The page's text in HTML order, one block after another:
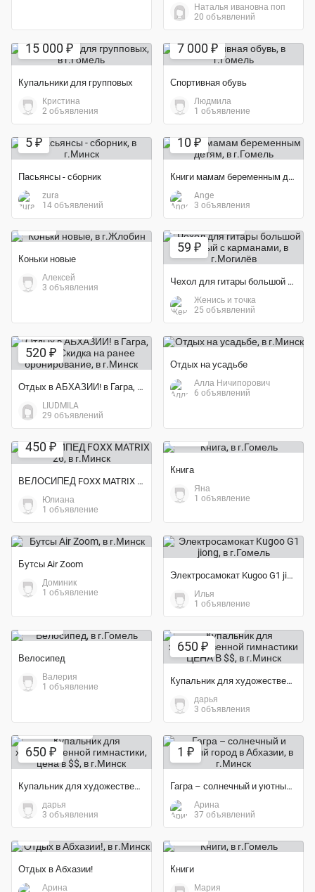
Наталья ивановна поп
20 объявлений
15 000 ₽
Купальники для групповых
Кристина
2 объявления
7 000 ₽
Спортивная обувь
Людмила
1 объявление
5 ₽
Пасьянсы - сборник
zura
14 объявлений
10 ₽
Книги мамам беременным детям
Ange
3 объявления
Коньки новые
Алексей
3 объявления
59 ₽
Чехол для гитары большой плотный с карманами
Женись и точка
25 объявлений
520 ₽
Отдых в АБХАЗИИ! в Гагра, Сухум Скидка на ранее бронирование
LIUDMILA
29 объявлений
Отдых на усадьбе
Алла Ничипорович
6 объявлений
450 ₽
ВЕЛОСИПЕД FOXX MATRIX 26
Юлиана
1 объявление
Книга
Яна
1 объявление
Бутсы Air Zoom
Доминик
1 объявление
Электросамокат Kugoo G1 jiong
Илья
1 объявление
Велосипед
Валерия
1 объявление
650 ₽
Купальник для художественной гимнастики ЦЕНА В $$
дарья
3 объявления
650 ₽
Купальник для художественной гимнастики, цена в $$
дарья
3 объявления
1 ₽
Гагра – солнечный и уютный город в Абхазии
Арина
37 объявлений
Отдых в Абхазии!
Арина
Экономия 40%
Книги
Мария